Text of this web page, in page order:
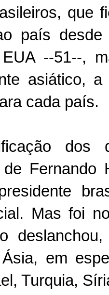
que
país
--51--,
asiático,
cada país.
dos
de Fernando
Mas foi
em
Turquia,